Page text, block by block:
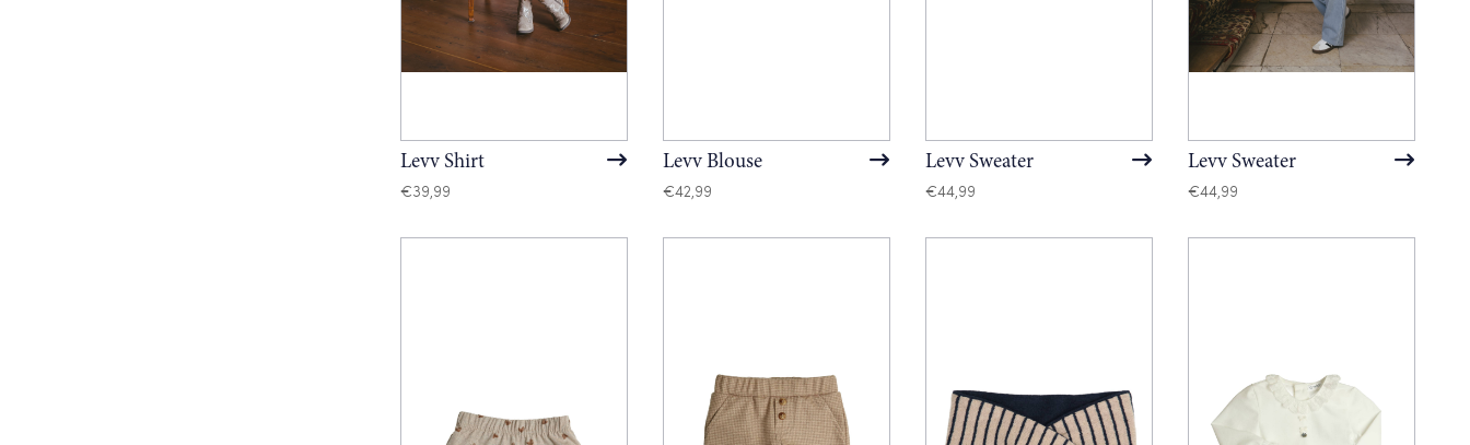
Levv Shirt
€39,99
Levv Blouse
€42,99
Levv Sweater
€44,99
Levv Sweater
€44,99